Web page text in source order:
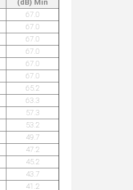
(dB) Min
67.0
67.0
67.0
67.0
67.0
67.0
65.2
63.3
57.3
53.2
49.7
47.2
45.2
43.7
41.2